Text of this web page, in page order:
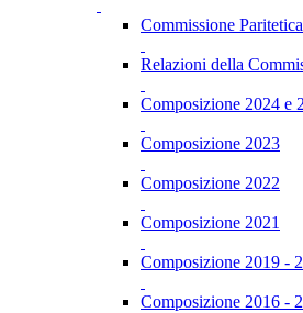
Commissione
Relazioni della
Composizione 2024 e
Composizione 2023
Composizione 2022
Composizione 2021
Composizione 2019 -
Composizione 2016 -